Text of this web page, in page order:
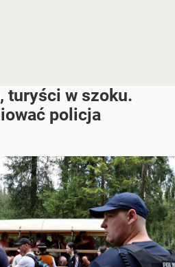
turyści w szoku.
policja